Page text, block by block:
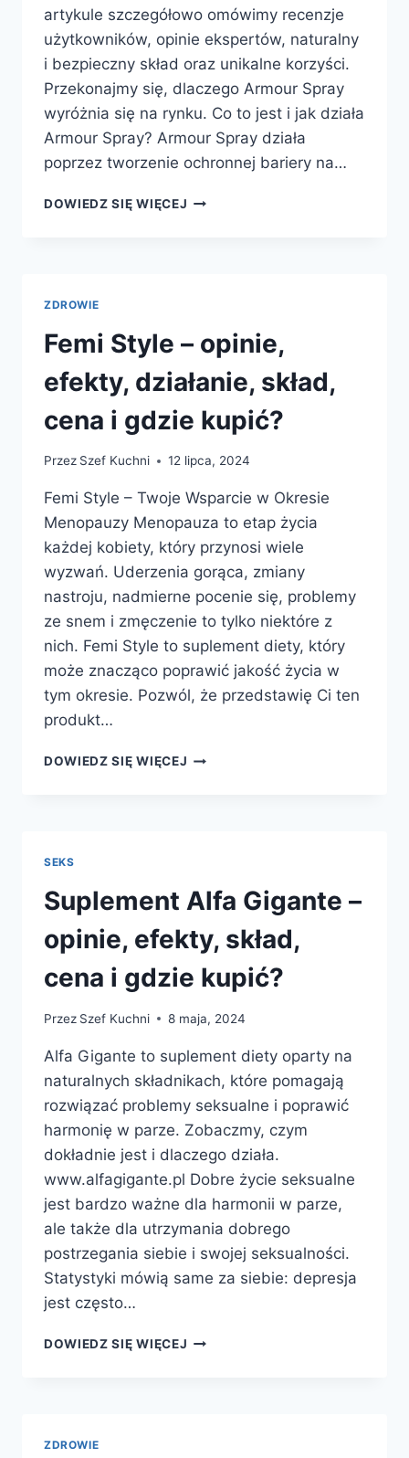
artykule szczegółowo omówimy recenzje
użytkowników, opinie ekspertów, naturalny
i bezpieczny skład oraz unikalne korzyści.
Przekonajmy się, dlaczego Armour Spray
wyróżnia się na rynku. Co to jest i jak działa
Armour Spray? Armour Spray działa
poprzez tworzenie ochronnej bariery na…
DOWIEDZ SIĘ WIĘCEJ ARMOUR
GDZIE
KUPIĆ?
ZDROWIE
Femi Style – opinie,
efekty, działanie, skład,
cena i gdzie kupić?
Przez Szef Kuchni 12 lipca, 2024
Femi Style – Twoje Wsparcie w Okresie
Menopauzy Menopauza to etap życia
każdej kobiety, który przynosi wiele
wyzwań. Uderzenia gorąca, zmiany
nastroju, nadmierne pocenie się, problemy
ze snem i zmęczenie to tylko niektóre z
nich. Femi Style to suplement diety, który
może znacząco poprawić jakość życia w
tym okresie. Pozwól, że przedstawię Ci ten
produkt…
DOWIEDZ SIĘ WIĘCEJ FEMI
CENA
I
GDZIE
KUPIĆ?
SEKS
Suplement Alfa Gigante –
opinie, efekty, skład,
cena i gdzie kupić?
Przez Szef Kuchni 8 maja, 2024
Alfa Gigante to suplement diety oparty na
naturalnych składnikach, które pomagają
rozwiązać problemy seksualne i poprawić
harmonię w parze. Zobaczmy, czym
dokładnie jest i dlaczego działa.
www.alfagigante.pl Dobre życie seksualne
jest bardzo ważne dla harmonii w parze,
ale także dla utrzymania dobrego
postrzegania siebie i swojej seksualności.
Statystyki mówią same za siebie: depresja
jest często…
DOWIEDZ SIĘ WIĘCEJ SUPLEMENT
ZDROWIE